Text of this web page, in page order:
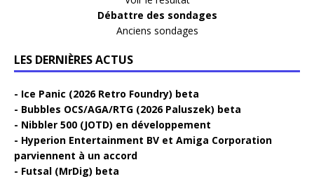
Débattre des sondages
Anciens sondages
LES DERNIÈRES ACTUS
Ice Panic (2026 Retro Foundry) beta
Bubbles OCS/AGA/RTG (2026 Paluszek) beta
Nibbler 500 (JOTD) en développement
Hyperion Entertainment BV et Amiga Corporation
parviennent à un accord
Futsal (MrDig) beta